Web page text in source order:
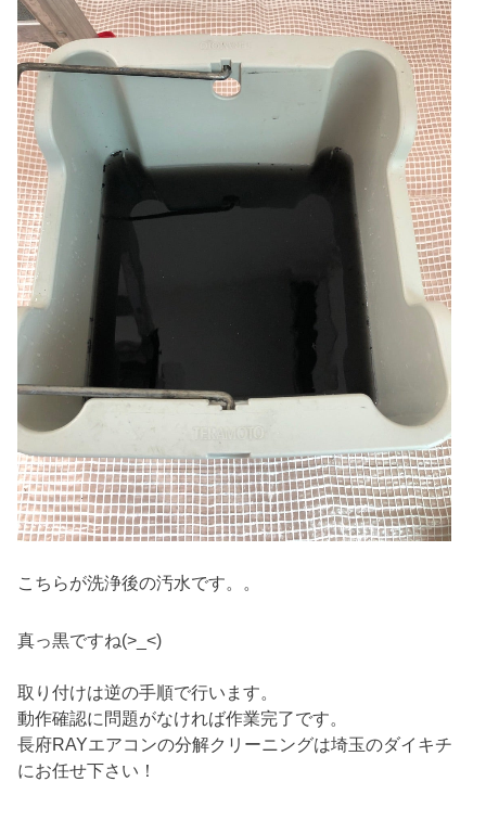
こちらが洗浄後の汚水です。。
真っ黒ですね(>_<)
取り付けは逆の手順で行います。
動作確認に問題がなければ作業完了です。
長府RAYエアコンの分解クリーニングは埼玉のダイキチ
にお任せ下さい！